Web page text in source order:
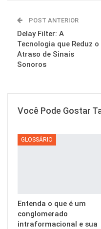
POST ANTERIOR
Delay Filter: A
Tecnologia que Reduz o
Atraso de Sinais
Sonoros
Você Pode Gostar
GLOSSÁRIO
Entenda o que é um
conglomerado
intraformacional e sua